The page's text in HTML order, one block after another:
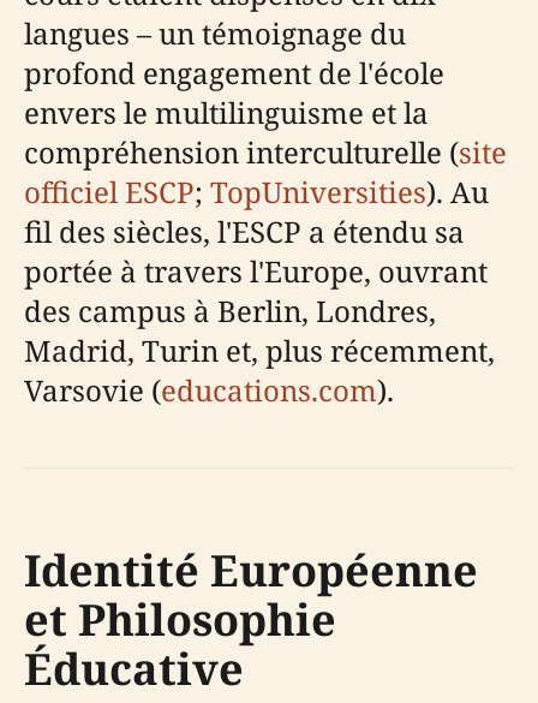
langues – un témoignage du
profond engagement de l'école
envers le multilinguisme et la
compréhension interculturelle (site
officiel ESCP; TopUniversities). Au
fil des siècles, l'ESCP a étendu sa
portée à travers l'Europe, ouvrant
des campus à Berlin, Londres,
Madrid, Turin et, plus récemment,
Varsovie (educations.com).
Identité Européenne
et Philosophie
Éducative